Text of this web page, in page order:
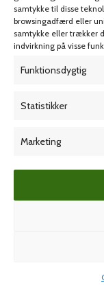
samtykke til disse
browsingadfærd eller
samtykke eller trækker
indvirkning på visse
Funktionsdygtig
Statistikker
Marketing
MIN KONTO
Adresser